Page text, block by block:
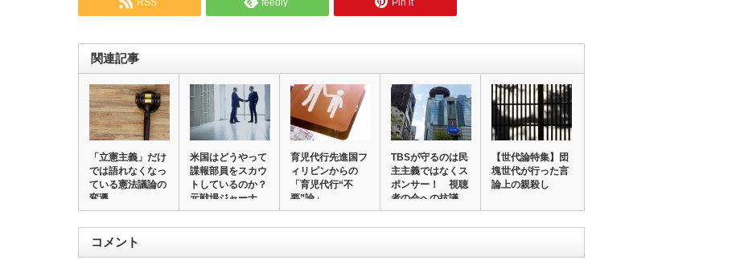
RSS feedly Pin it
関連記事
「立憲主義」だけ
では語れなくなっ
ている憲法議論の
変遷
米国はどうやって
諜報部員をスカウ
トしているのか？
元戦場ジャーナ
リ…
育児代行先進国フ
ィリピンからの
「育児代行“不
要”論」
TBSが守るのは民
主主義ではなくス
ポンサー！ 視聴
者の会への抗議…
【世代論特集】団
塊世代が行った言
論上の親殺し
コメント